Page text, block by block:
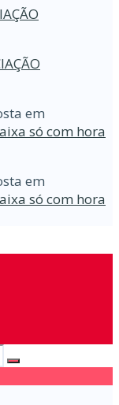
em
só com hora
em
só com hora